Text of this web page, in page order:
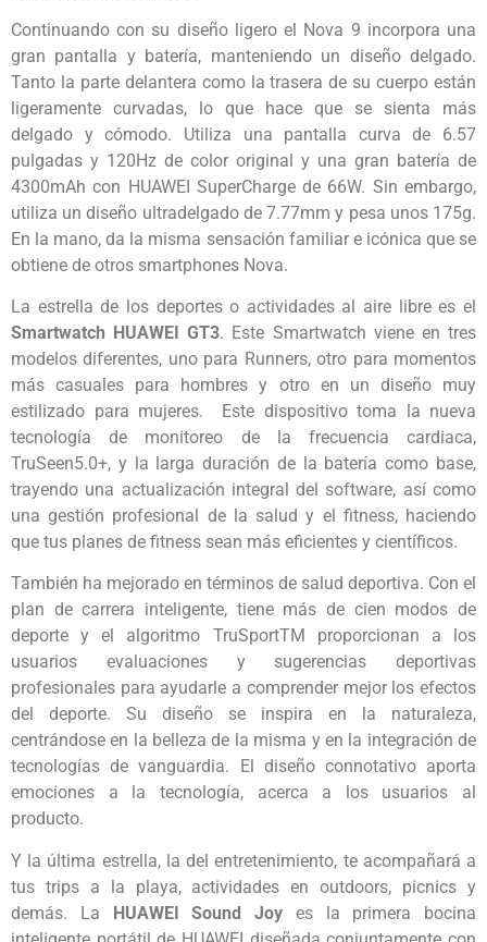
Continuando con su diseño ligero el Nova 9 incorpora una
gran pantalla y batería, manteniendo un diseño delgado.
Tanto la parte delantera como la trasera de su cuerpo están
ligeramente curvadas, lo que hace que se sienta más
delgado y cómodo. Utiliza una pantalla curva de 6.57
pulgadas y 120Hz de color original y una gran batería de
4300mAh con HUAWEI SuperCharge de 66W. Sin embargo,
utiliza un diseño ultradelgado de 7.77mm y pesa unos 175g.
En la mano, da la misma sensación familiar e icónica que se
obtiene de otros smartphones Nova.
La estrella de los deportes o actividades al aire libre es el
Smartwatch HUAWEI GT3. Este Smartwatch viene en tres
modelos diferentes, uno para Runners, otro para momentos
más casuales para hombres y otro en un diseño muy
estilizado para mujeres. Este dispositivo toma la nueva
tecnología de monitoreo de la frecuencia cardiaca,
TruSeen5.0+, y la larga duración de la batería como base,
trayendo una actualización integral del software, así como
una gestión profesional de la salud y el fitness, haciendo
que tus planes de fitness sean más eficientes y científicos.
También ha mejorado en términos de salud deportiva. Con el
plan de carrera inteligente, tiene más de cien modos de
deporte y el algoritmo TruSportTM proporcionan a los
usuarios evaluaciones y sugerencias deportivas
profesionales para ayudarle a comprender mejor los efectos
del deporte. Su diseño se inspira en la naturaleza,
centrándose en la belleza de la misma y en la integración de
tecnologías de vanguardia. El diseño connotativo aporta
emociones a la tecnología, acerca a los usuarios al
producto.
Y la última estrella, la del entretenimiento, te acompañará a
tus trips a la playa, actividades en outdoors, picnics y
demás. La HUAWEI Sound Joy es la primera bocina